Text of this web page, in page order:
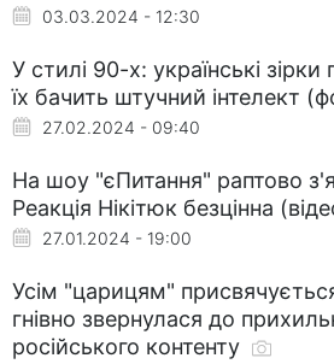
03.03.2024 - 12:30
У стилі 90-х: українські
їх бачить штучний інтелект
27.02.2024 - 09:40
На шоу "єПитання" раптово
Реакція Нікітюк безцінна
27.01.2024 - 19:00
Усім "царицям"
гнівно звернулася до
російського контенту